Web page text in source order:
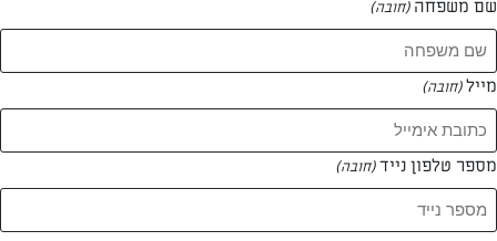
1 מתכונים
שם משפחה (חובה)
מייל(חובה)
מספר טלפון נייד(חובה)